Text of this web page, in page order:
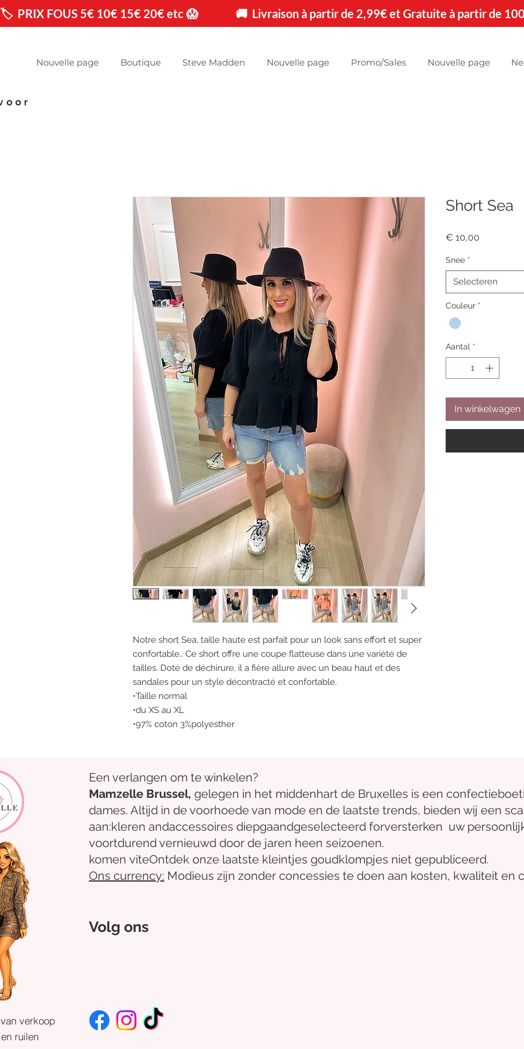
🏷️  PRIX FOUS 5€ 10€ 15€ 20€ etc 😱                🚚  Livraison à partir de 2,99€ et Gratuite à partir de
Nouvelle page Boutique Steve Madden Nouvelle page Promo/Sales Nouvelle page
Notre short Sea, taille haute est parfait pour un look sans effort et super
confortable.. Ce short offre une coupe flatteuse dans une variété de
tailles. Doté de déchirure, il a fière allure avec un beau haut et des
sandales pour un style décontracté et confortable.
•Taille normal
•du XS au XL
•97% coton 3%polyesther
Short Sea
€ 10,00
Snee *
Selecteren
Couleur *
Aantal *
In winkelwagen
verkoop
ruilen
Een verlangen om te winkelen?
Mamzelle Brussel, gelegen in het middenhart de Bruxelles is een
dames. Altijd in de voorhoede van mode en de laatste trends, bieden wij een
aan:kleren andaccessoires diepgaandgeselecteerd forversterken uw
voortdurend vernieuwd door de jaren heen seizoenen.
komen viteOntdek onze laatste kleintjes goudklompjes niet gepubliceerd.
Ons currency: Modieus zijn zonder concessies te doen aan kosten, kwaliteit en
Volg ons